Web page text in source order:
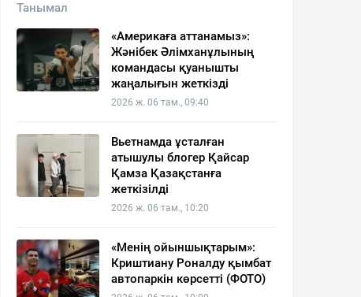
Танымал
«Америкаға аттанамыз»:
Жәнібек Әлімханұлының
командасы қуанышты
жаңалығын жеткізді
2026 ж. 06 там., 09:40
Вьетнамда ұсталған
атышулы блогер Қайсар
Қамза Қазақстанға
жеткізілді
2026 ж. 06 там., 10:20
«Менің ойыншықтарым»:
Криштиану Роналду қымбат
автопаркін көрсетті (ФОТО)